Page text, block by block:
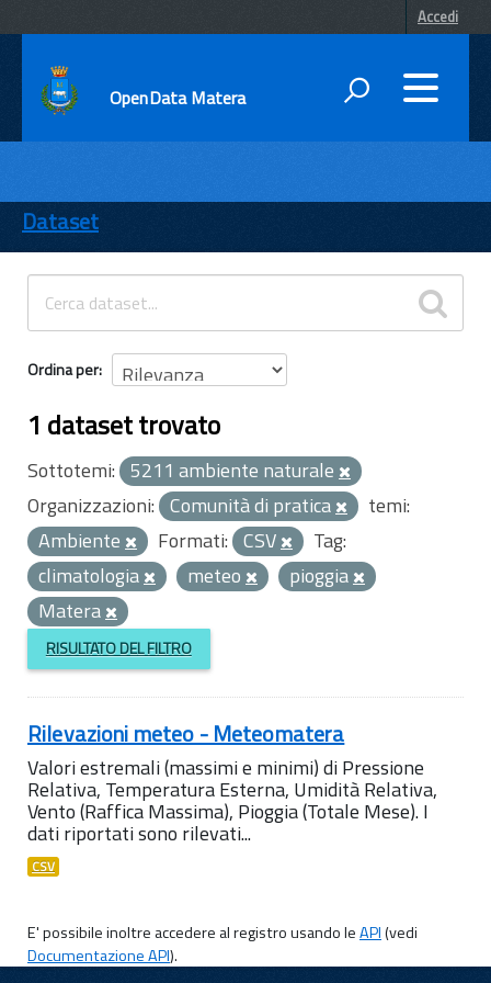
Accedi
OpenData Matera
ENTI
TEMI
INFORMAZIONI
Dataset
Ordina per
1 dataset trovato
Sottotemi: 5211 ambiente naturale
Organizzazioni: Comunità di pratica
temi:
Ambiente
Formati: CSV
Tag:
climatologia
meteo
pioggia
Matera
RISULTATO DEL FILTRO
Rilevazioni meteo - Meteomatera
Valori estremali (massimi e minimi) di Pressione
Relativa, Temperatura Esterna, Umidità Relativa,
Vento (Raffica Massima), Pioggia (Totale Mese). I
dati riportati sono rilevati...
CSV
E' possibile inoltre accedere al registro usando leAPI(vedi
Documentazione API).